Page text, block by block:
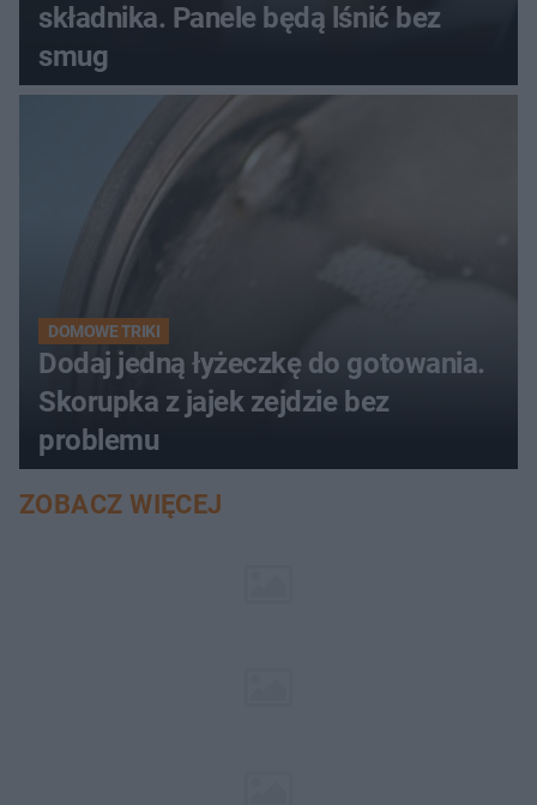
składnika. Panele będą lśnić bez
smug
DOMOWE TRIKI
Dodaj jedną łyżeczkę do gotowania.
Skorupka z jajek zejdzie bez
problemu
ZOBACZ WIĘCEJ